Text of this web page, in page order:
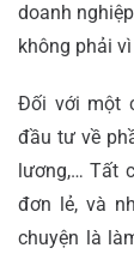
doanh
không phải
Đối với một
đầu tư về
lương,… Tất
đơn lẻ, và
chuyện là